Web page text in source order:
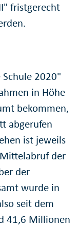
fristgerecht
2020"
in Höhe
bekommen,
abgerufen
ist jeweils
der
der
wurde in
seit dem
41,6 Millionen